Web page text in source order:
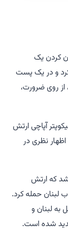
کردن یک
کرد و در یک پست
از روی ضرورت،
آپاچی ارتش
اظهار نظری در
شد که ارتش
لبنان حمله کرد.
به لبنان و
شده است.